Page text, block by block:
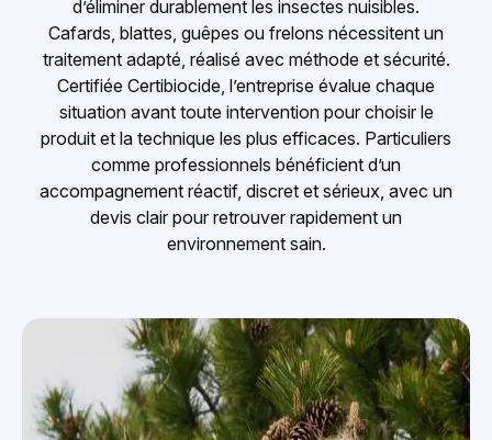
d’éliminer durablement les insectes nuisibles.
Cafards, blattes, guêpes ou frelons nécessitent un
traitement adapté, réalisé avec méthode et sécurité.
Certifiée Certibiocide, l’entreprise évalue chaque
situation avant toute intervention pour choisir le
produit et la technique les plus efficaces. Particuliers
comme professionnels bénéficient d’un
accompagnement réactif, discret et sérieux, avec un
devis clair pour retrouver rapidement un
environnement sain.